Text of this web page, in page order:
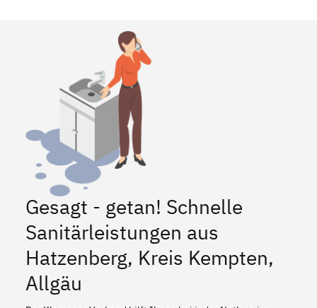
Gesagt - getan! Schnelle
Sanitärleistungen aus
Hatzenberg, Kreis Kempten,
Allgäu